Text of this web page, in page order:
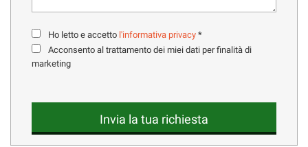
AZIENDA
ENGLISH
Ho letto e accetto l'informativa privacy *
Acconsento al trattamento dei miei dati per finalità di
marketing
Invia la tua richiesta
sull'utilità
funzionamento